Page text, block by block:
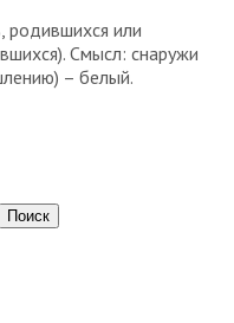
родившихся или
Смысл: снаружи
– белый.